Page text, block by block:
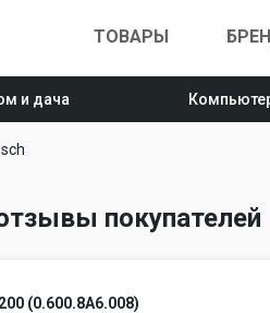
ТОВАРЫ
и дача
покупателей
(0.600.8A6.008)